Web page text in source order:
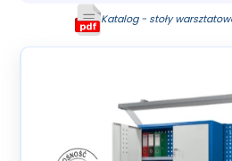
Katalog - stoły